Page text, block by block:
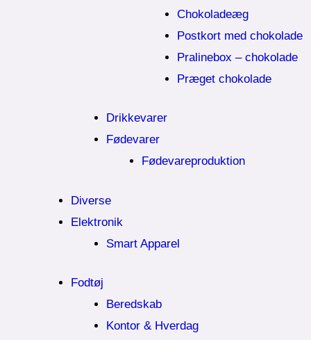
Chokoladeæg
Postkort med chokolade
Pralinebox – chokolade
Præget chokolade
Drikkevarer
Fødevarer
Fødevareproduktion
Diverse
Elektronik
Smart Apparel
Fodtøj
Beredskab
Kontor & Hverdag